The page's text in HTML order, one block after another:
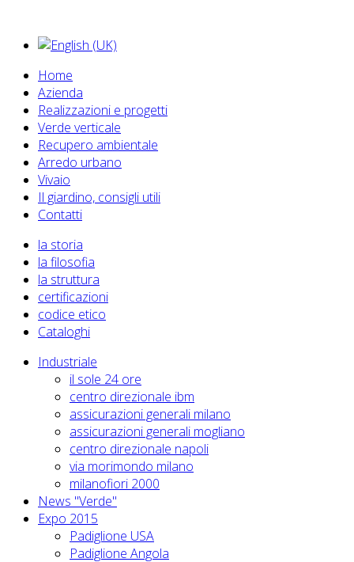
Home
Azienda
Realizzazioni e progetti
Verde verticale
Recupero ambientale
Arredo urbano
Vivaio
Il giardino, consigli utili
Contatti
la storia
la filosofia
la struttura
certificazioni
codice etico
Cataloghi
Industriale
il sole 24 ore
centro direzionale ibm
assicurazioni generali milano
assicurazioni generali mogliano
centro direzionale napoli
via morimondo milano
milanofiori 2000
News "Verde"
Expo 2015
Padiglione USA
Padiglione Angola